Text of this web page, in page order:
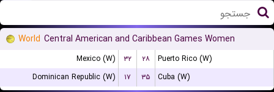
World Central American and Caribbean Games Women
Mexico (W) ۳۲ ۲۸
Puerto Rico (W)
Dominican Republic (W)
۱۷ ۳۵ Cuba (W)